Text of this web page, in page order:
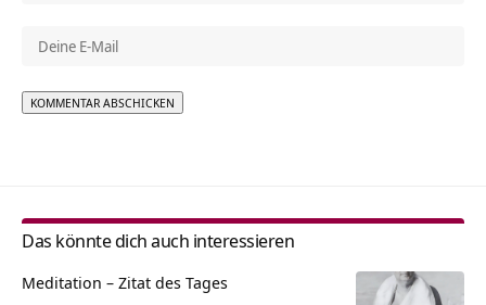
Das könnte dich auch interessieren
Meditation – Zitat des Tages